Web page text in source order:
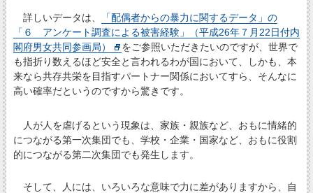
詳しいデータは、
「配偶者からの暴力に関するデータ」の
「６ アンケート調査による被害経験」（平成26年７月22日付内
閣府男女共同参画局）
をご参照いただきたいのですが、世界で
も指折り数えるほど安全と言われるわが国において、しかも、本
来なら共存共栄を目指すパートナー関係においてすら、そんなに
高い確率だというのですから驚きです。
人が人を虐げるという現象は、家族・親族など、おもに情緒的
につながる第一次集団でも、学校・企業・国家など、おもに役割
的につながる第二次集団でも発生します。
そして、人には、いろいろな意味で力に差がありますから、自